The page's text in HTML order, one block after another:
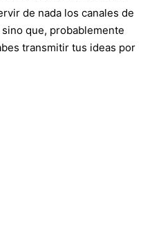
de nada los canales de
que, probablemente
transmitir tus ideas por